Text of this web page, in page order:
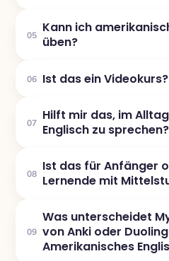
05 Kann ich
üben?
06 Ist das ein Videokurs?
07 Hilft mir das, im
Englisch zu sprechen?
08 Ist das für Anfänger
Lernende mit
09
Was unterscheidet
von Anki oder
Amerikanisches